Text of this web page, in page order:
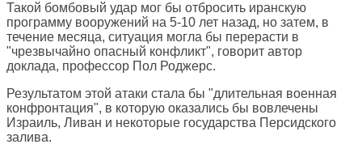
Такой бомбовый удар мог бы отбросить иранскую
программу вооружений на 5-10 лет назад, но затем, в
течение месяца, ситуация могла бы перерасти в
"чрезвычайно опасный конфликт", говорит автор
доклада, профессор Пол Роджерс.
Результатом этой атаки стала бы "длительная военная
конфронтация", в которую оказались бы вовлечены
Израиль, Ливан и некоторые государства Персидского
залива.